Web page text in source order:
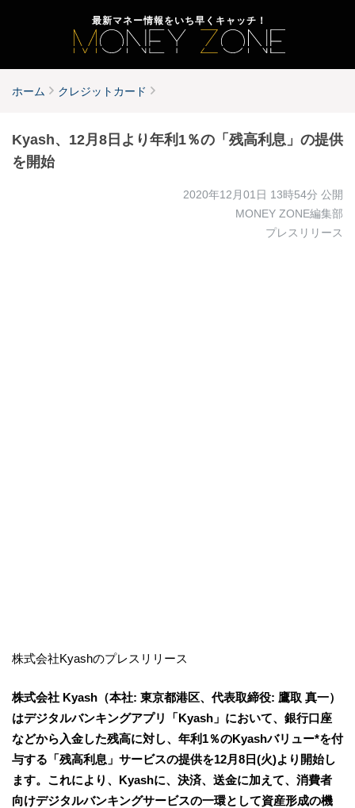
最新マネー情報をいち早くキャッチ！
ホーム クレジットカード
Kyash、12月8日より年利1％の「残高利息」の提供
を開始
2020年12月01日 13時54分 公開
MONEY ZONE編集部
プレスリリース
株式会社Kyashのプレスリリース
株式会社 Kyash（本社: 東京都港区、代表取締役: 鷹取 真一）
はデジタルバンキングアプリ「Kyash」において、銀行口座
などから入金した残高に対し、年利1％のKyashバリュー*を付
与する「残高利息」サービスの提供を12月8日(火)より開始し
ます。これにより、Kyashに、決済、送金に加えて、消費者
向けデジタルバンキングサービスの一環として資産形成の機